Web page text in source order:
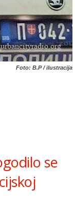
Foto: B.P / ilustracija
se